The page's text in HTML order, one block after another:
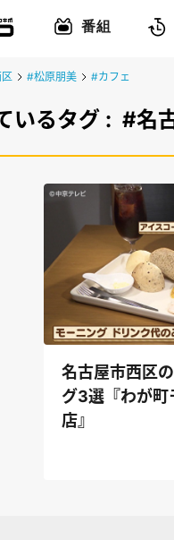
番組
#松原朋美 #カフェ
いるタグ : #名
名古屋市西区
グ3選『わが町
店』